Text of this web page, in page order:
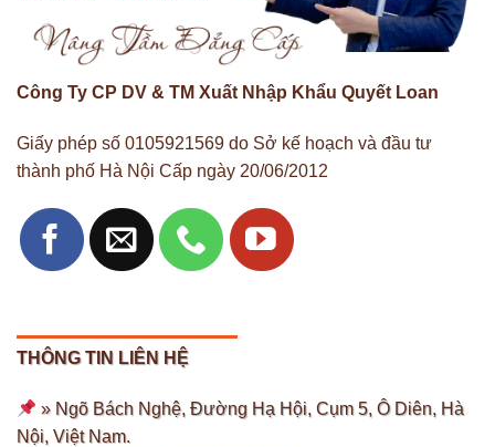
Công Ty CP DV & TM Xuất Nhập Khẩu Quyết Loan
Giấy phép số 0105921569 do Sở kế hoạch và đầu tư
thành phố Hà Nội Cấp ngày 20/06/2012
THÔNG TIN LIÊN HỆ
» Ngõ Bách Nghệ, Đường Hạ Hội, Cụm 5, Ô Diên, Hà
Nội, Việt Nam.